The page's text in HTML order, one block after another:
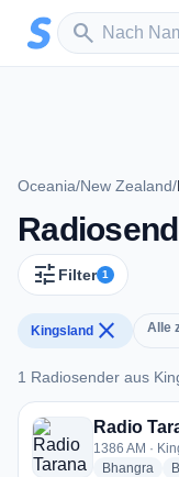
Zum Hauptinhalt
search
Sender suchen
Oceania/New Zealand/
tune Filter 1
Kingsland close Alle
1 Radiosender aus
1 Radiosender aus
Radio
1386 AM ·
Bhangra